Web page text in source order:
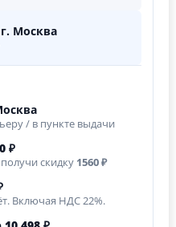
Москва
/ в пункте выдачи
₽
скидку 1560 ₽
Включая НДС 22%.